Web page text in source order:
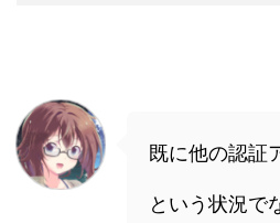
既に他の認証
という状況で